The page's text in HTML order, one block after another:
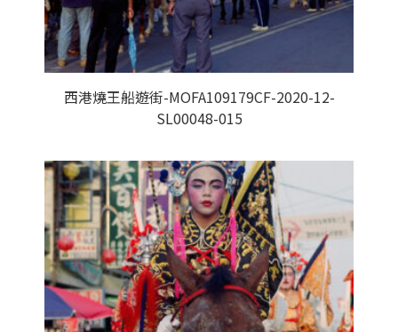
西港燒王船遊街-MOFA109179CF-2020-12-
SL00048-015